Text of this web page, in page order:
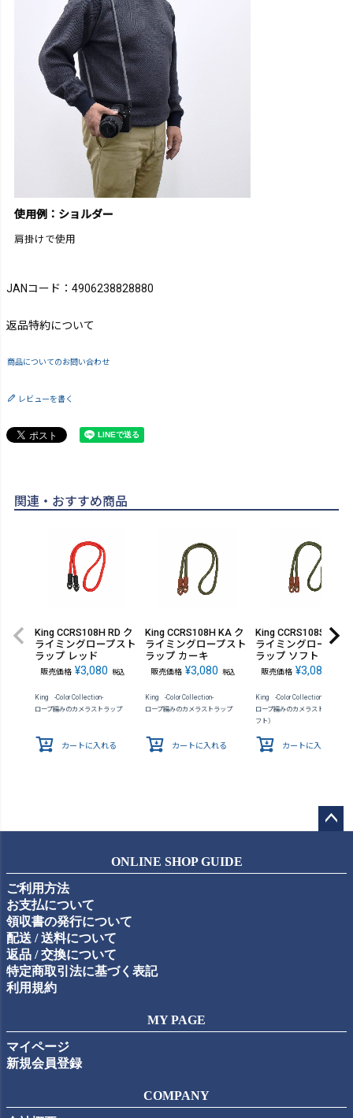
使用例：ショルダー
肩掛けで使用
JANコード：4906238828880
返品特約について
商品についてのお問い合わせ
レビューを書く
関連・おすすめ商品
King CCRS108H RD ク
ライミングロープスト
ラップ レッド
販売価格 ¥3,080 税込
King -Color Collection-
ロープ編みのカメラストラップ
カートに入れる
King CCRS108H KA ク
ライミングロープスト
ラップ カーキ
販売価格 ¥3,080 税込
King -Color Collection-
ロープ編みのカメラストラップ
カートに入れる
King CCRS108S KH ク
ライミングロープス
ラップ ソフト カーキ
販売価格 ¥3,080
King -Color Collection-
ロープ編みのカメラストラップ（
フト）
カートに入れる
ップ
ONLINE SHOP GUIDE
ご利用方法
お支払について
領収書の発行について
配送 / 送料について
返品 / 交換について
特定商取引法に基づく表記
利用規約
MY PAGE
マイページ
新規会員登録
COMPANY